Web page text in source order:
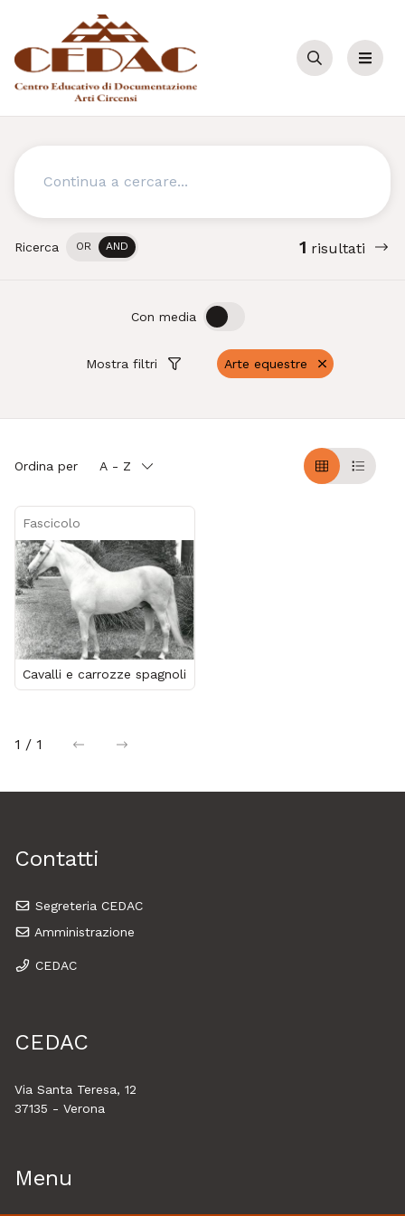
Cerca Menu
Cerca
Ricerca OR AND 1 risultati
Mostra filtri Arte equestre
Con media OFF
Ordina per A - Z
GrigliaTable
Fascicolo
Cavalli e carrozze spagnoli
1 / 1 precedentesuccessiva
Contatti
Segreteria CEDAC
Amministrazione
CEDAC
CEDAC
Via Santa Teresa, 12
37135 - Verona
Menu